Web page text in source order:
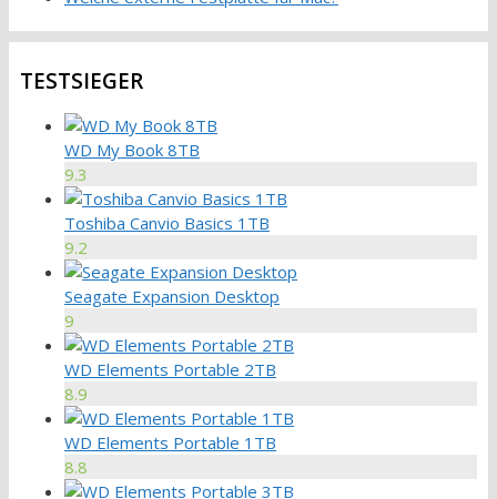
TESTSIEGER
WD My Book 8TB
9.3
Toshiba Canvio Basics 1TB
9.2
Seagate Expansion Desktop
9
WD Elements Portable 2TB
8.9
WD Elements Portable 1TB
8.8